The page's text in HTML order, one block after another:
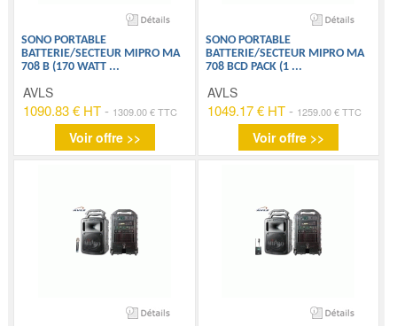
SONO PORTABLE
BATTERIE/SECTEUR MIPRO MA
708 B (170 WATT ...
AVLS
1090.83 € HT - 1309.00 € TTC
Voir offre >>
SONO PORTABLE
BATTERIE/SECTEUR MIPRO MA
708 BCD PACK (1 ...
AVLS
1049.17 € HT- 1259.00 € TTC
Voir offre >>